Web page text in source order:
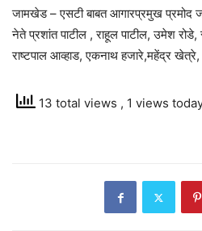
जामखेड – एसटी बाबत आगारप्रमुख प्रमोद
नेते प्रशांत पाटील , राहूल पाटील, उमेश
राष्टपाल आव्हाड, एकनाथ हजारे,महेंद्र खेत्रे,
13 total views , 1 views